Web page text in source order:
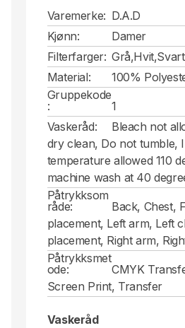
Varemerke: D.A.D
Kjønn:
Damer
Filterfarger: Grå,Hvit,Svart
Material:
100%
Gruppekode
:
1
Vaskeråd:
Bleach not
dry clean, Do not tumble,
temperature allowed 110
machine wash at 40
Påtrykksom
råde:
Back, Chest,
placement, Left arm, Left
placement, Right arm,
Påtrykksmet
ode:
CMYK
Screen Print, Transfer
Vaskeråd